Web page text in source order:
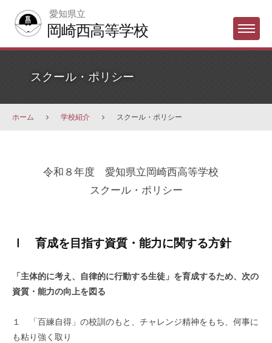
愛知県立
岡崎西高等学校 Menu
スクール・ポリシー
ホーム 学校紹介 スクール・ポリシー
リ
ー
年
4
令和８年度 愛知県立岡崎西高等学校
スクール・ポリシー
Ⅰ 育成を目指す資質・能力に関する方針
「主体的に考え、自律的に行動する生徒」を育成するため、次の
資質・能力の向上を図る
１ 「百練自得」の校訓のもと、チャレンジ精神をもち、何事に
も粘り強く取り